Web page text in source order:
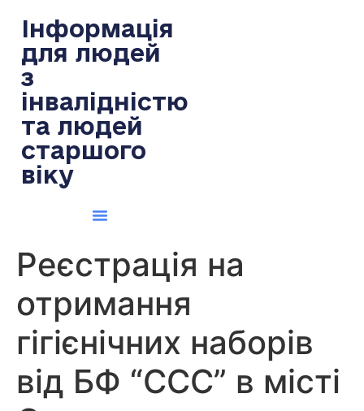
Інформація
для людей
з
інвалідністю
та людей
старшого
віку
Реєстрація на
отримання
гігієнічних наборів
від БФ “ССС” в місті